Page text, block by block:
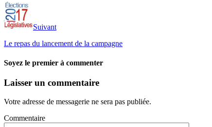
Suivant
Le repas du lancement de la campagne
Soyez le premier à commenter
Laisser un commentaire
Votre adresse de messagerie ne sera pas publiée.
Commentaire